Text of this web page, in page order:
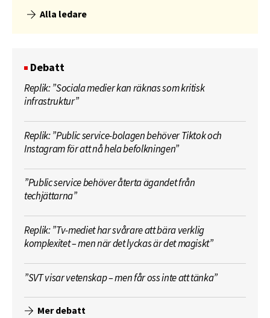
Alla ledare
Debatt
Replik: ”Sociala medier kan räknas som kritisk
infrastruktur”
Replik: ”Public service-bolagen behöver Tiktok och
Instagram för att nå hela befolkningen”
”Public service behöver återta ägandet från
techjättarna”
Replik: ”Tv-mediet har svårare att bära verklig
komplexitet – men när det lyckas är det magiskt”
”SVT visar vetenskap – men får oss inte att tänka”
Mer debatt